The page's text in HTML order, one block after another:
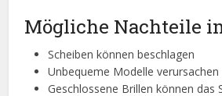
Mögliche Nachteile
Scheiben können beschlagen
Unbequeme Modelle
Geschlossene Brillen können das